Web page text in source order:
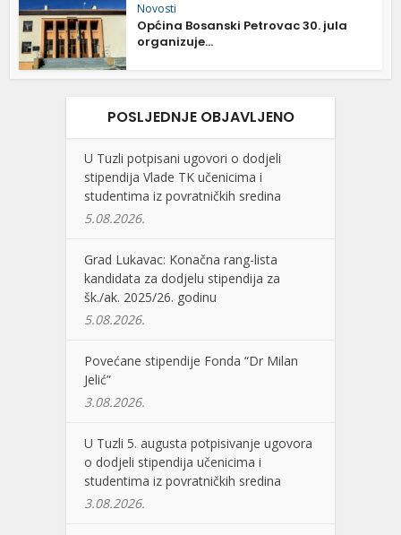
Novosti
Općina Bosanski Petrovac 30. jula
organizuje...
POSLJEDNJE OBJAVLJENO
U Tuzli potpisani ugovori o dodjeli
stipendija Vlade TK učenicima i
studentima iz povratničkih sredina
5.08.2026.
Grad Lukavac: Konačna rang-lista
kandidata za dodjelu stipendija za
šk./ak. 2025/26. godinu
5.08.2026.
Povećane stipendije Fonda “Dr Milan
Jelić”
3.08.2026.
U Tuzli 5. augusta potpisivanje ugovora
o dodjeli stipendija učenicima i
studentima iz povratničkih sredina
3.08.2026.